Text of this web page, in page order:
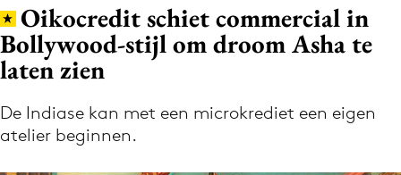
Download de app
Volg het laatste nieuws via de Adformatie
Nieuws app
Oikocredit schiet commercial in
Bollywood-stijl om droom Asha te
laten zien
De Indiase kan met een microkrediet een eigen
atelier beginnen.